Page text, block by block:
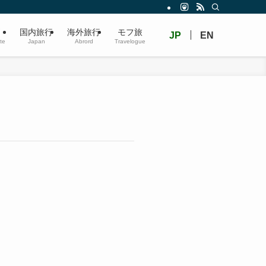
国内旅行
Japan
海外旅行
Abrord
モフ旅
Travelogue
EN
JP